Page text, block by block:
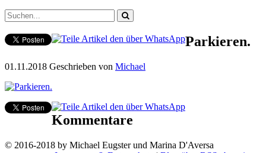
Parkieren.
01.11.2018 Geschrieben von Michael
Kommentare
© 2016-2018 by Michael Eugster und Marina D'Aversa